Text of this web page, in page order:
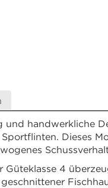
und handwerkliche
Dieses
4